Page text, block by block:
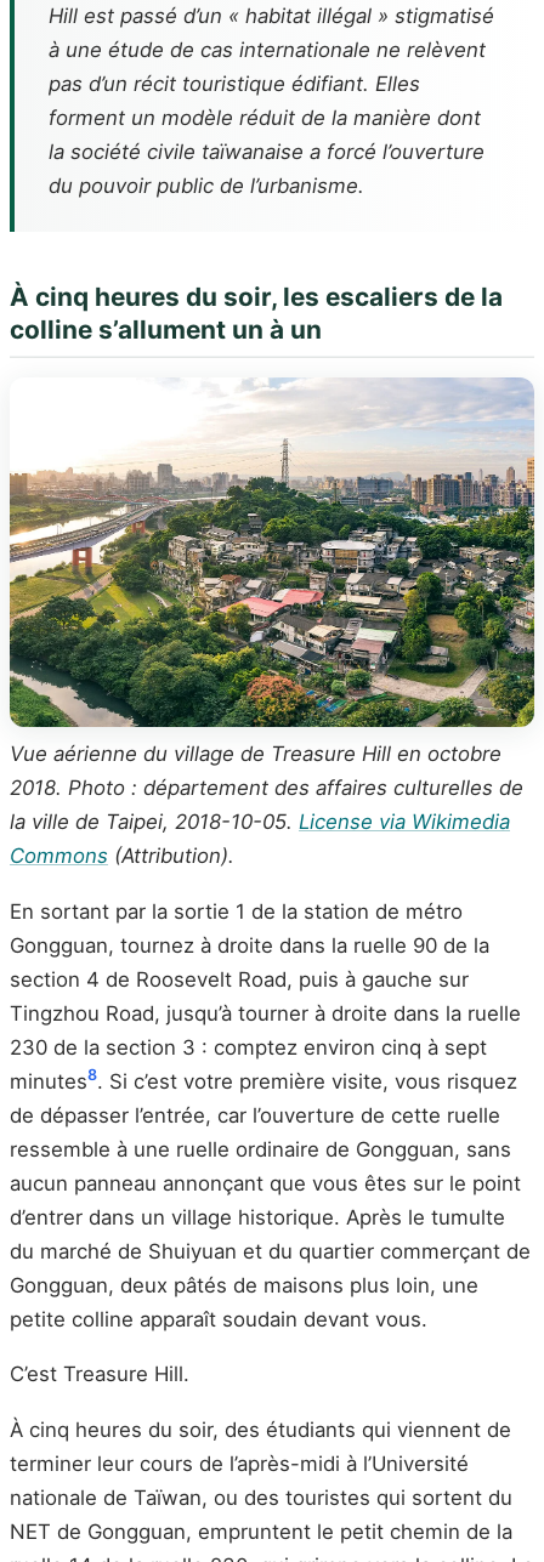
Hill est passé d’un « habitat illégal » stigmatisé
à une étude de cas internationale ne relèvent
pas d’un récit touristique édifiant. Elles
forment un modèle réduit de la manière dont
la société civile taïwanaise a forcé l’ouverture
du pouvoir public de l’urbanisme.
À cinq heures du soir, les escaliers de la
colline s’allument un à un
Vue aérienne du village de Treasure Hill en octobre
2018. Photo : département des affaires culturelles de
la ville de Taipei, 2018-10-05. License via Wikimedia
Commons (Attribution).
En sortant par la sortie 1 de la station de métro
Gongguan, tournez à droite dans la ruelle 90 de la
section 4 de Roosevelt Road, puis à gauche sur
Tingzhou Road, jusqu’à tourner à droite dans la ruelle
230 de la section 3 : comptez environ cinq à sept
minutes8. Si c’est votre première visite, vous risquez
de dépasser l’entrée, car l’ouverture de cette ruelle
ressemble à une ruelle ordinaire de Gongguan, sans
aucun panneau annonçant que vous êtes sur le point
d’entrer dans un village historique. Après le tumulte
du marché de Shuiyuan et du quartier commerçant de
Gongguan, deux pâtés de maisons plus loin, une
petite colline apparaît soudain devant vous.
C’est Treasure Hill.
À cinq heures du soir, des étudiants qui viennent de
terminer leur cours de l’après-midi à l’Université
nationale de Taïwan, ou des touristes qui sortent du
NET de Gongguan, empruntent le petit chemin de la